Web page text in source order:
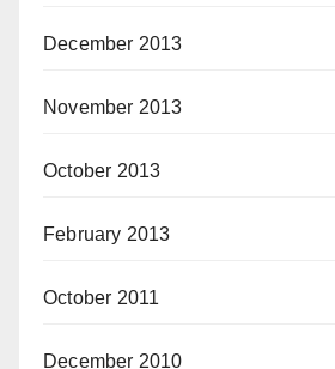
December 2013
November 2013
October 2013
February 2013
October 2011
December 2010